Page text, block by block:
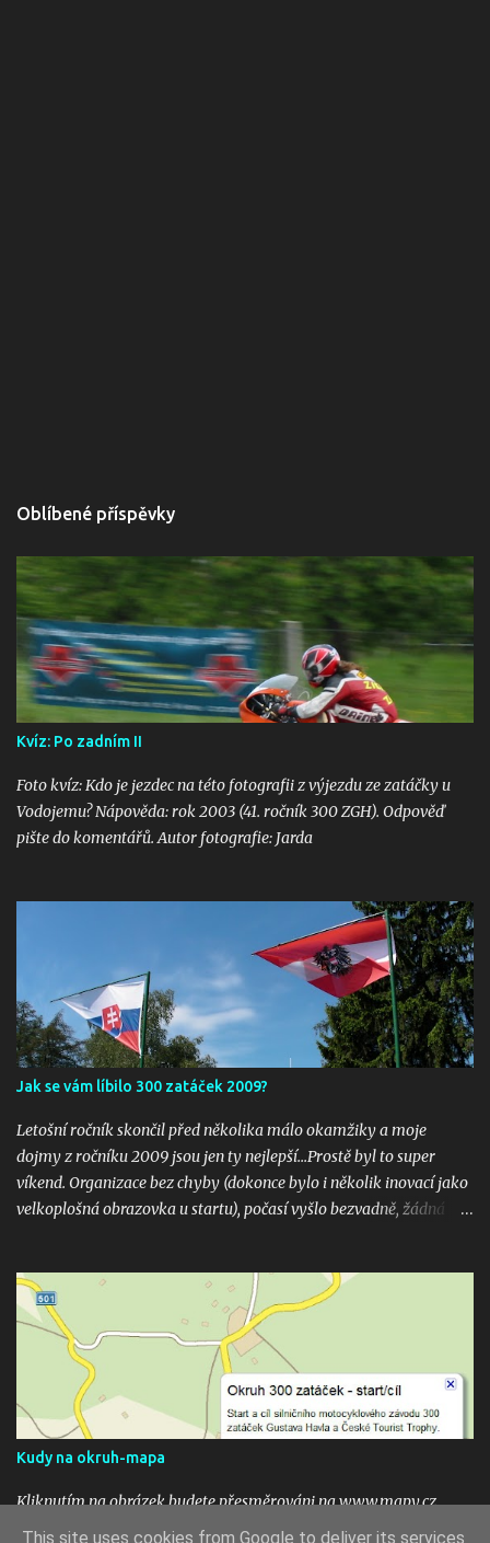
Oblíbené příspěvky
Kvíz: Po zadním II
Foto kvíz: Kdo je jezdec na této fotografii z výjezdu ze zatáčky u
Vodojemu? Nápověda: rok 2003 (41. ročník 300 ZGH). Odpověď
pište do komentářů. Autor fotografie: Jarda
Jak se vám líbilo 300 zatáček 2009?
Letošní ročník skončil před několika málo okamžiky a moje
dojmy z ročníku 2009 jsou jen ty nejlepší...Prostě byl to super
víkend. Organizace bez chyby (dokonce bylo i několik inovací jako
velkoplošná obrazovka u startu), počasí vyšlo bezvadně, žádná
email 300zatacek@gmail.com a podělte se s ostatními, budou
uveřejněny na těchto stránkých. Dík. A jak se líbily Zatáčky vám?
Pište do komentářů...
Kudy na okruh-mapa
Kliknutím na obrázek budete přesměrováni na www.mapy.cz,
start okruhu je vyznačen na mapě ikonou. To see the map click the
This site uses cookies from Google to deliver its services